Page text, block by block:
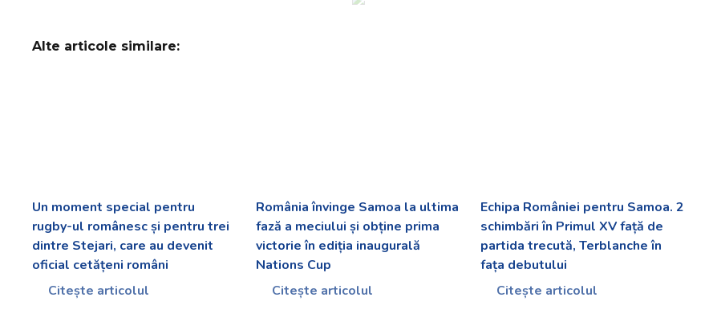
Alte articole similare:
Un moment special pentru
rugby-ul românesc și pentru trei
dintre Stejari, care au devenit
oficial cetățeni români
Citește articolul
România învinge Samoa la ultima
fază a meciului și obține prima
victorie în ediția inaugurală
Nations Cup
Citește articolul
Echipa României pentru Samoa. 2
schimbări în Primul XV față de
partida trecută, Terblanche în
fața debutului
Citește articolul